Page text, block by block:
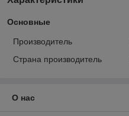
Основные
Производитель
Страна производитель
О нас